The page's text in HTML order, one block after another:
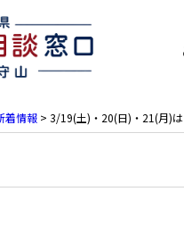
着情報 > 3/19(土)・20(日)・21(月)